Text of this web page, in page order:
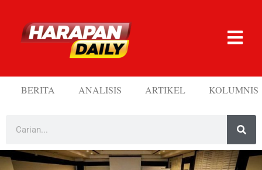
BERITA ANALISIS ARTIKEL KOLUMNIS